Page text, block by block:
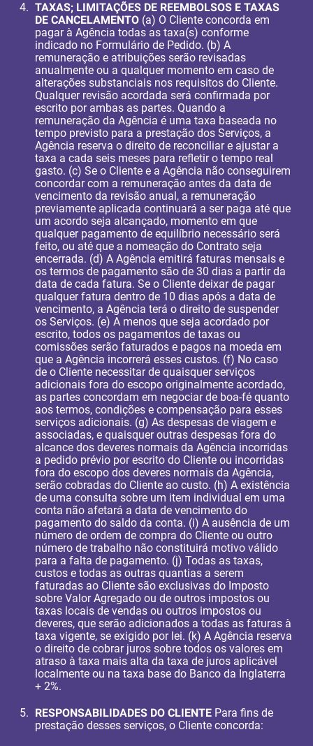
TAXAS; LIMITAÇÕES DE REEMBOLSOS E TAXAS
DE CANCELAMENTO (a) O Cliente concorda em
pagar à Agência todas as taxa(s) conforme
indicado no Formulário de Pedido. (b) A
remuneração e atribuições serão revisadas
anualmente ou a qualquer momento em caso de
alterações substanciais nos requisitos do Cliente.
Qualquer revisão acordada será confirmada por
escrito por ambas as partes. Quando a
remuneração da Agência é uma taxa baseada no
tempo previsto para a prestação dos Serviços, a
Agência reserva o direito de reconciliar e ajustar a
taxa a cada seis meses para refletir o tempo real
gasto. (c) Se o Cliente e a Agência não conseguirem
concordar com a remuneração antes da data de
vencimento da revisão anual, a remuneração
previamente aplicada continuará a ser paga até que
um acordo seja alcançado, momento em que
qualquer pagamento de equilíbrio necessário será
feito, ou até que a nomeação do Contrato seja
encerrada. (d) A Agência emitirá faturas mensais e
os termos de pagamento são de 30 dias a partir da
data de cada fatura. Se o Cliente deixar de pagar
qualquer fatura dentro de 10 dias após a data de
vencimento, a Agência terá o direito de suspender
os Serviços. (e) A menos que seja acordado por
escrito, todos os pagamentos de taxas ou
comissões serão faturados e pagos na moeda em
que a Agência incorrerá esses custos. (f) No caso
de o Cliente necessitar de quaisquer serviços
adicionais fora do escopo originalmente acordado,
as partes concordam em negociar de boa-fé quanto
aos termos, condições e compensação para esses
serviços adicionais. (g) As despesas de viagem e
associadas, e quaisquer outras despesas fora do
alcance dos deveres normais da Agência incorridas
a pedido prévio por escrito do Cliente ou incorridas
fora do escopo dos deveres normais da Agência,
serão cobradas do Cliente ao custo. (h) A existência
de uma consulta sobre um item individual em uma
conta não afetará a data de vencimento do
pagamento do saldo da conta. (i) A ausência de um
número de ordem de compra do Cliente ou outro
número de trabalho não constituirá motivo válido
para a falta de pagamento. (j) Todas as taxas,
custos e todas as outras quantias a serem
faturadas ao Cliente são exclusivas do Imposto
sobre Valor Agregado ou de outros impostos ou
taxas locais de vendas ou outros impostos ou
deveres, que serão adicionados a todas as faturas à
taxa vigente, se exigido por lei. (k) A Agência reserva
o direito de cobrar juros sobre todos os valores em
atraso à taxa mais alta da taxa de juros aplicável
localmente ou na taxa base do Banco da Inglaterra
+ 2%.
RESPONSABILIDADES DO CLIENTE Para fins de
prestação desses serviços, o Cliente concorda: